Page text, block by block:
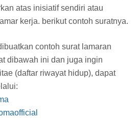
atas inisiatif sendiri atau
kerja. berikut contoh suratnya.
contoh surat lamaran
dibawah ini dan juga ingin
(daftar riwayat hidup), dapat